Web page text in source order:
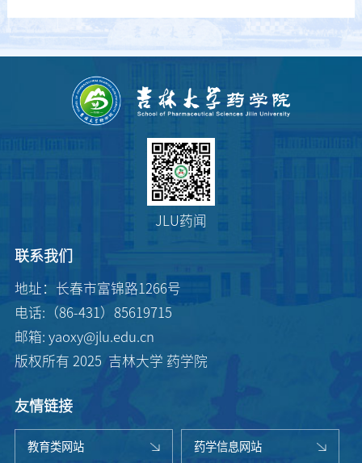
JLU药闻
联系我们
地址：长春市富锦路1266号
电话:（86-431）85619715
邮箱: yaoxy@jlu.edu.cn
版权所有 2025 吉林大学 药学院
友情链接
教育类网站 药学信息网站